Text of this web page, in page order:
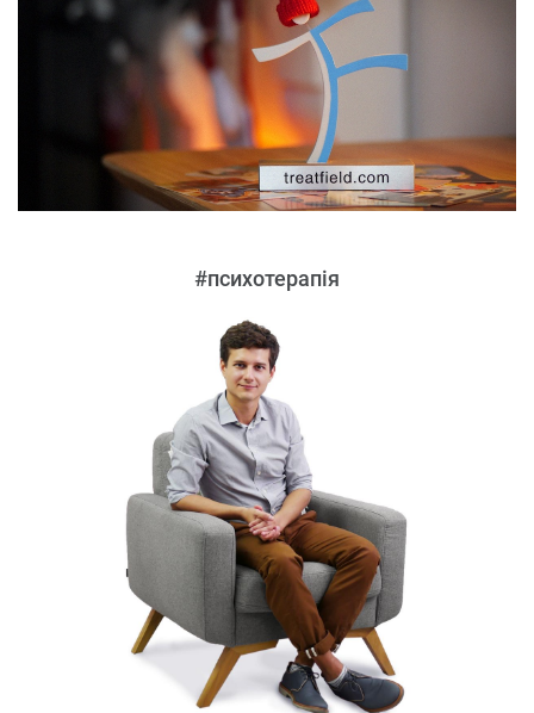
#психотерапія